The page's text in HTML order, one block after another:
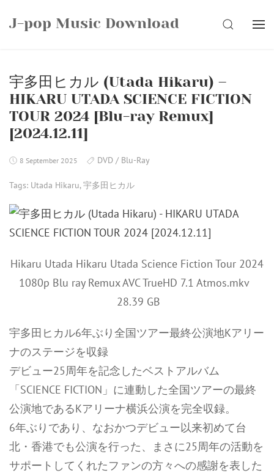
J-pop Music Download SEARCH
宇多田ヒカル (Utada Hikaru) –
HIKARU UTADA SCIENCE FICTION
TOUR 2024 [Blu-ray Remux]
[2024.12.11]
8 September 2025 DVD / Blu-Ray
Tags: Utada Hikaru,宇多田ヒカル
Hikaru Utada Hikaru Utada Science Fiction Tour 2024
1080p Blu ray Remux AVC TrueHD 7.1 Atmos.mkv
28.39 GB
宇多田ヒカル6年ぶり全国ツアー最終公演地Kアリー
ナのステージを収録
デビュー25周年を記念したベストアルバム
「SCIENCE FICTION」に連動した全国ツアーの最終
公演地であるKアリーナ横浜公演を完全収録。
6年ぶりであり、なおかつデビュー以来初めて台
北・香港でも公演を行った、まさに25周年の活動を
サポートしてくれたファンの方々への感謝を表した